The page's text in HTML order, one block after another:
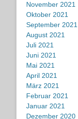
November 2021
Oktober 2021
September 2021
August 2021
Juli 2021
Juni 2021
Mai 2021
April 2021
März 2021
Februar 2021
Januar 2021
Dezember 2020